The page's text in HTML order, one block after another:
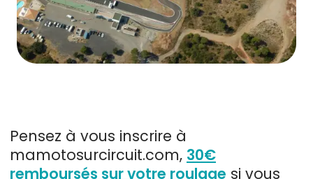
Pensez à vous inscrire à
mamotosurcircuit.com, 30€
remboursés sur votre roulage si vous